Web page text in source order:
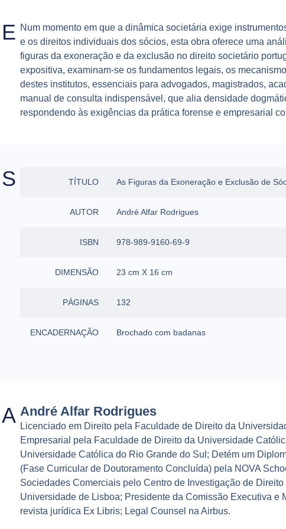
Num momento em que a dinâmica societária exige
e os direitos individuais dos sócios, esta obra oferece uma
figuras da exoneração e da exclusão no direito societário
expositiva, examinam-se os fundamentos legais, os
destes institutos, essenciais para advogados, magistrados,
manual de consulta indispensável, que alia densidade
respondendo às exigências da prática forense e empresarial
TÍTULO As Figuras da Exoneração e Exclusão de
AUTOR André Alfar Rodrigues
ISBN 978-989-9160-69-9
DIMENSÃO 23 cm X 16 cm
PÁGINAS 132
ENCADERNAÇÃO Brochado com badanas
André Alfar Rodrigues
Licenciado em Direito pela Faculdade de Direito da
Empresarial pela Faculdade de Direito da Universidade
Universidade Católica do Rio Grande do Sul; Detém um
(Fase Curricular de Doutoramento Concluída) pela NOVA
Sociedades Comerciais pelo Centro de Investigação de
Universidade de Lisboa; Presidente da Comissão Executiva e
revista jurídica Ex Libris; Legal Counsel na Airbus.